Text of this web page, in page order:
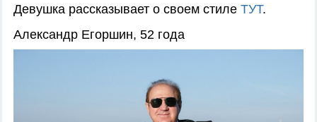
Девушка рассказывает о своем стиле ТУТ.
Александр Егоршин, 52 года